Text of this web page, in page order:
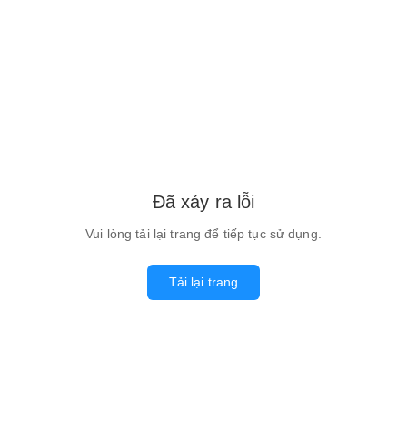
Đã xảy ra lỗi
Vui lòng tải lại trang để tiếp tục sử dụng.
Tải lại trang